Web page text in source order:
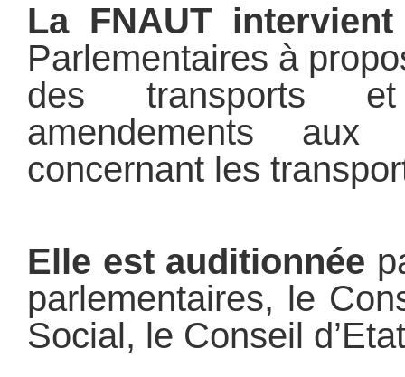
La FNAUT
Parlementaires à
des transports
amendements
concernant les
Elle est auditionnée
parlementaires, le
Social, le Conseil